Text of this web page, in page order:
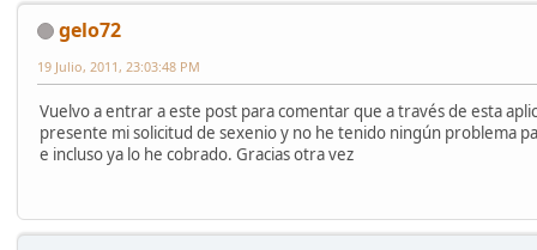
gelo72
19 Julio, 2011, 23:03:48 PM
Vuelvo a entrar a este post para comentar que a través de esta
presente mi solicitud de sexenio y no he tenido ningún problema
e incluso ya lo he cobrado. Gracias otra vez